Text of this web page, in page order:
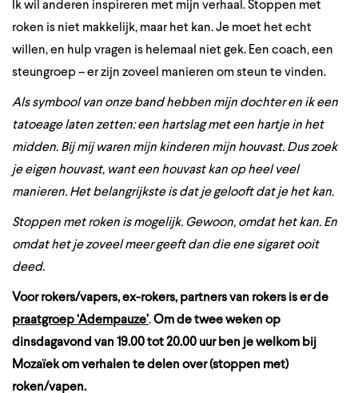
Ik wil anderen inspireren met mijn verhaal. Stoppen met
roken is niet makkelijk, maar het kan. Je moet het echt
willen, en hulp vragen is helemaal niet gek. Een coach, een
steungroep – er zijn zoveel manieren om steun te vinden.
Als symbool van onze band hebben mijn dochter en ik een
tatoeage laten zetten: een hartslag met een hartje in het
midden. Bij mij waren mijn kinderen mijn houvast. Dus zoek
je eigen houvast, want een houvast kan op heel veel
manieren. Het belangrijkste is dat je gelooft dat je het kan.
Stoppen met roken is mogelijk. Gewoon, omdat het kan. En
omdat het je zoveel meer geeft dan die ene sigaret ooit
deed.
Voor rokers/vapers, ex-rokers, partners van rokers is er de
praatgroep ‘Adempauze’.Om de twee weken op
dinsdagavond van 19.00 tot 20.00 uur ben je welkom bij
Mozaïek om verhalen te delen over (stoppen met)
roken/vapen.